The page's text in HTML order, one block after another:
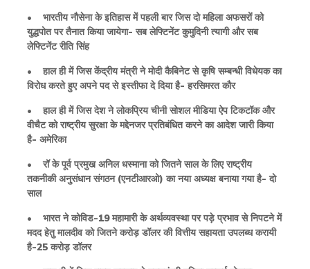
• भारतीय नौसेना के इतिहास में पहली बार जिस दो महिला अफसरों को
युद्धपोत पर तैनात किया जायेगा- सब लेफ्टिनेंट कुमुदिनी त्यागी और सब
लेफ्टिनेंट रीति सिंह
• हाल ही में जिस केंद्रीय मंत्री ने मोदी कैबिनेट से कृषि सम्बन्धी विधेयक का
विरोध करते हुए अपने पद से इस्तीफा दे दिया है- हरसिमरत कौर
• हाल ही में जिस देश ने लोकप्रिय चीनी सोशल मीडिया ऐप टिकटॉक और
वीचैट को राष्ट्रीय सुरक्षा के मद्देनजर प्रतिबंधित करने का आदेश जारी किया
है- अमेरिका
• रॉ के पूर्व प्रमुख अनिल धस्माना को जितने साल के लिए राष्ट्रीय
तकनीकी अनुसंधान संगठन (एनटीआरओ) का नया अध्यक्ष बनाया गया है- दो
साल
• भारत ने कोविड-19 महामारी के अर्थव्यवस्था पर पड़े प्रभाव से निपटने में
मदद हेतु मालदीव को जितने करोड़ डॉलर की वित्तीय सहायता उपलब्ध करायी
है-25 करोड़ डॉलर